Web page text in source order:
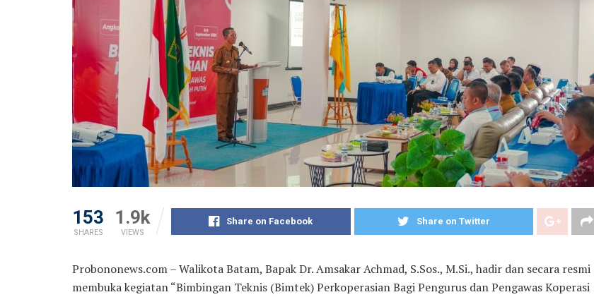
153
SHARES
1.9k
VIEWS
Share on Facebook Share on Twitter
Probononews.com – Walikota Batam, Bapak Dr. Amsakar Achmad, S.Sos., M.Si., hadir dan secara resmi
membuka kegiatan “Bimbingan Teknis (Bimtek) Perkoperasian Bagi Pengurus dan Pengawas Koperasi